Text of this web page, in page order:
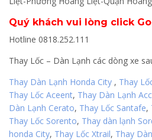
Quý khách vui lòng click
Hotline 0818.252.111
Thay Lốc – Dàn Lạnh các dòng xe
Thay Dàn Lạnh Honda City , Thay
Thay Lốc Aceent, Thay Dàn Lạnh
Dàn Lạnh Cerato, Thay Lốc Santafe,
Thay Lốc Sorento, Thay dàn lạnh
honda City, Thay Lốc Xtrail, Thay